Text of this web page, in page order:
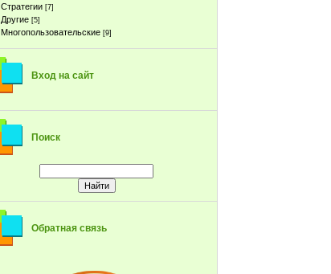
Стратегии [7]
Другие [5]
Многопользовательские [9]
Вход на сайт
Поиск
Обратная связь